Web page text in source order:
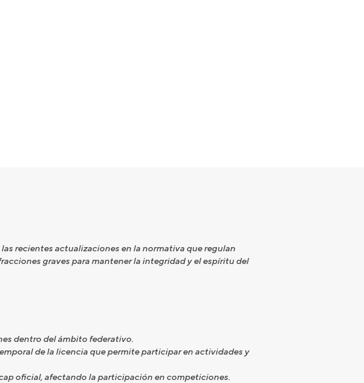
recientes actualizaciones en la normativa que regulan
graves para mantener la integridad y el espíritu del
dentro del ámbito federativo.
de la licencia que permite participar en actividades y
oficial, afectando la participación en competiciones.